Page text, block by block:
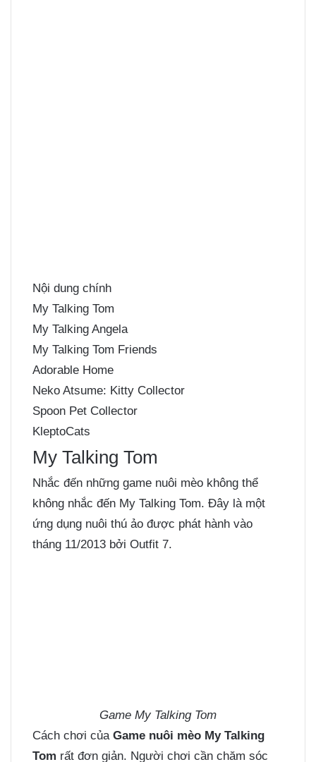
Nội dung chính
My Talking Tom
My Talking Angela
My Talking Tom Friends
Adorable Home
Neko Atsume: Kitty Collector
Spoon Pet Collector
KleptoCats
My Talking Tom
Nhắc đến những game nuôi mèo không thể
không nhắc đến My Talking Tom. Đây là một
ứng dụng nuôi thú ảo được phát hành vào
tháng 11/2013 bởi Outfit 7.
Game My Talking Tom
Cách chơi của Game nuôi mèo My Talking
Tom rất đơn giản. Người chơi cần chăm sóc